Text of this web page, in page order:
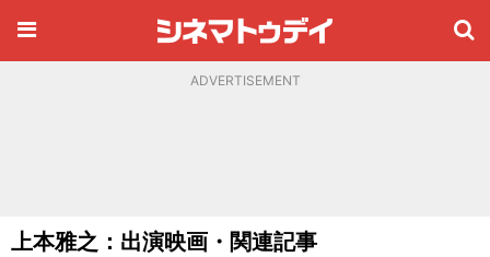
ADVERTISEMENT
上本雅之：出演映画・関連記事